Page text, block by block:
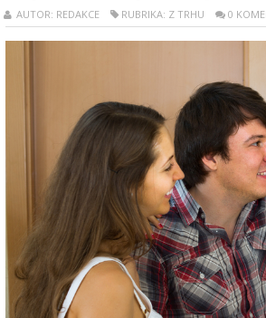
AUTOR: REDAKCE RUBRIKA: Z TRHU 0